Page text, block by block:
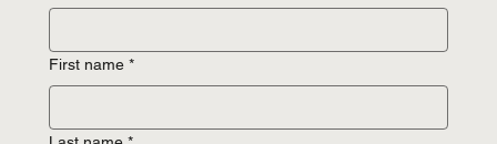
First name *